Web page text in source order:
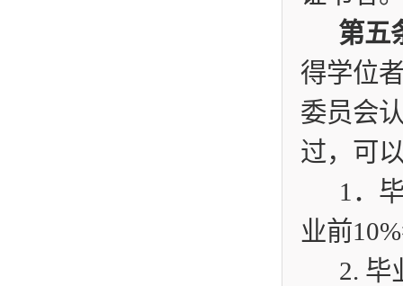
第五
得学位
委员会
过，可
1 ．
业前10%
2. 毕